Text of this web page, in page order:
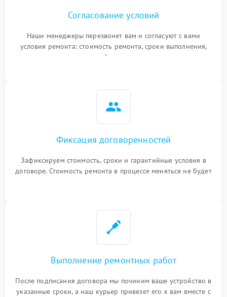
Согласование условий
Наши менеджеры перезвонят вам и согласуют с вами
условия ремонта: стоимость ремонта, сроки выполнения,
гарантийные условия
Фиксация договоренностей
Зафиксируем стоимость, сроки и гарантийные условия в
договоре. Стоимость ремонта в процессе меняться не будет
Выполнение ремонтных работ
После подписания договора мы починим ваше устройство в
указанные сроки, а наш курьер привезет его к вам вместе с